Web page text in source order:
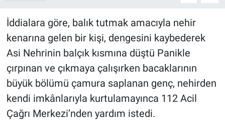
İddialara göre, balık tutmak amacıyla nehir
kenarına gelen bir kişi, dengesini kaybederek
Asi Nehrinin balçık kısmına düştü Panikle
çırpınan ve çıkmaya çalışırken bacaklarının
büyük bölümü çamura saplanan genç, nehirden
kendi imkânlarıyla kurtulamayınca 112 Acil
Çağrı Merkezi’nden yardım istedi.